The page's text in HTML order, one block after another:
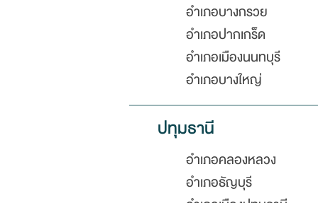
อำเภอบางกรวย
อำเภอปากเกร็ด
อำเภอเมืองนนทบุรี
อำเภอบางใหญ่
ปทุมธานี
อำเภอคลองหลวง
อำเภอธัญบุรี